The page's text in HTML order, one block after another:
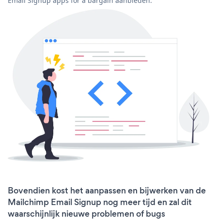
Bovendien kost het aanpassen en bijwerken van de
Mailchimp Email Signup nog meer tijd en zal dit
waarschijnlijk nieuwe problemen of bugs